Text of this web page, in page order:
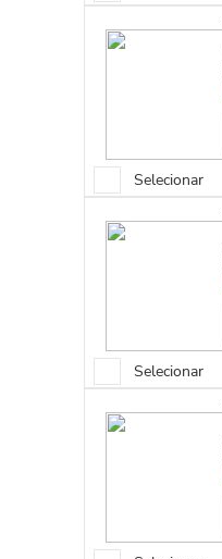
Selecionar
Selecionar